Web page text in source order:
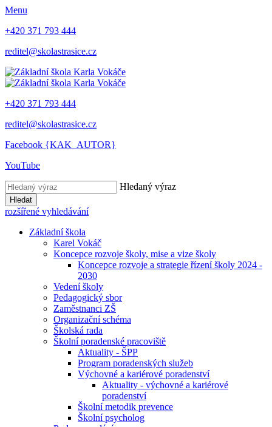
Menu
+420 371 793 444
reditel@skolastrasice.cz
+420 371 793 444
reditel@skolastrasice.cz
Facebook {KAK_AUTOR}
YouTube
Hledaný výraz
Hledat
rozšířené vyhledávání
Základní škola
Karel Vokáč
Koncepce rozvoje školy, mise a vize školy
Koncepce rozvoje a strategie řízení školy 2024 -
2030
Vedení školy
Pedagogický sbor
Zaměstnanci ZŠ
Organizační schéma
Školská rada
Školní poradenské pracoviště
Aktuality - ŠPP
Program poradenských služeb
Výchovné a kariérové poradenství
Aktuality - výchovné a kariérové
poradenství
Školní metodik prevence
Školní psycholog